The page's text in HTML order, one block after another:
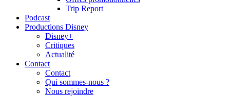
Trip Report
Podcast
Productions Disney
Disney+
Critiques
Actualité
Contact
Contact
Qui sommes-nous ?
Nous rejoindre